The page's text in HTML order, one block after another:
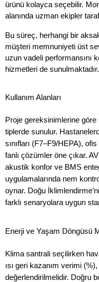
ürünü kolayca seçebilir.
Bu süreç, herhangi bir
müşteri memnuniyeti üst
uzun vadeli performansını
hizmetleri de sunulmaktadır.
Kullanım Alanları
Proje gereksinimlerine
tiplerde sunulur.
sınıfları (F7–F9/HEPA),
fanlı çözümler öne çıkar.
akustik konfor ve BMS
uygulamalarında nem
oynar. Doğu
farklı senaryolara uygun
Enerji ve Yaşam Döngüsü
Klima santrali seçilirken
ısı geri kazanım verimi
değerlendirilmelidir. Doğru